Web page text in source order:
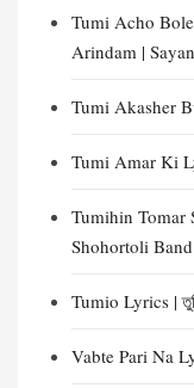
Tumi Acho
Arindam | Sayan
Tumi Akasher
Tumi Amar Ki
Tumihin Tomar
Shohortoli Band
Tumio Lyrics |
Vabte Pari Na